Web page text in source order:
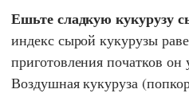
Ешьте сладкую кукурузу
индекс сырой кукурузы
приготовления початков он
Воздушная кукуруза